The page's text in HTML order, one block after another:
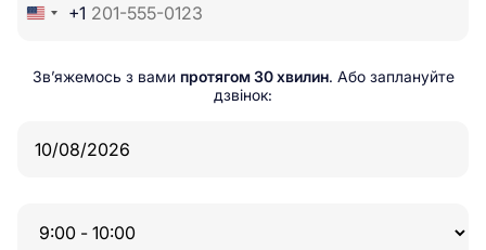
+1
Зв’яжемось з вами протягом 30 хвилин. Або заплануйте
дзвінок: